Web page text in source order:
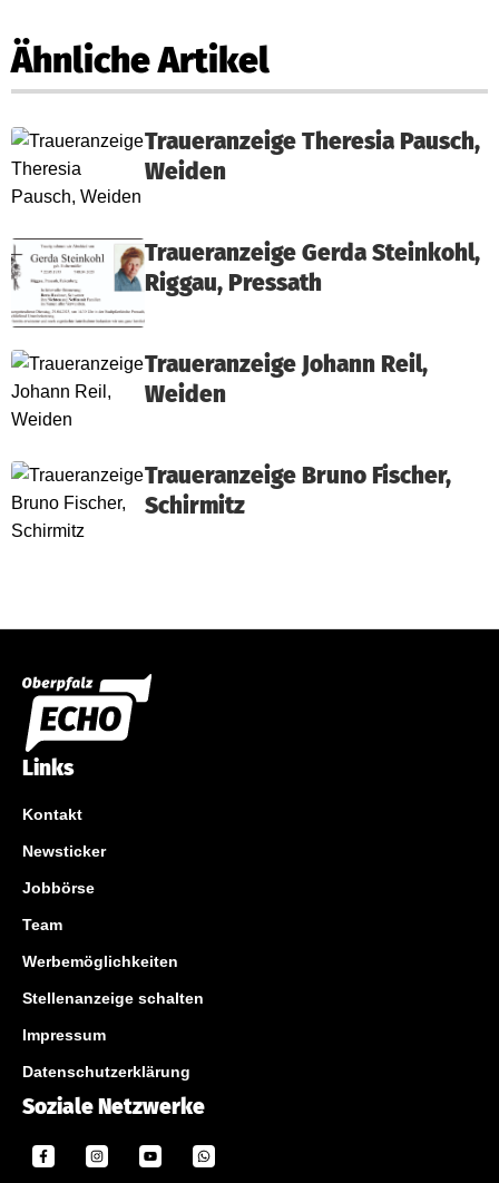
Ähnliche Artikel
Traueranzeige Theresia Pausch,
Weiden
Traueranzeige Gerda Steinkohl,
Riggau, Pressath
Traueranzeige Johann Reil,
Weiden
Traueranzeige Bruno Fischer,
Schirmitz
Links
Kontakt
Newsticker
Jobbörse
Team
Werbemöglichkeiten
Stellenanzeige schalten
Impressum
Datenschutzerklärung
Soziale Netzwerke